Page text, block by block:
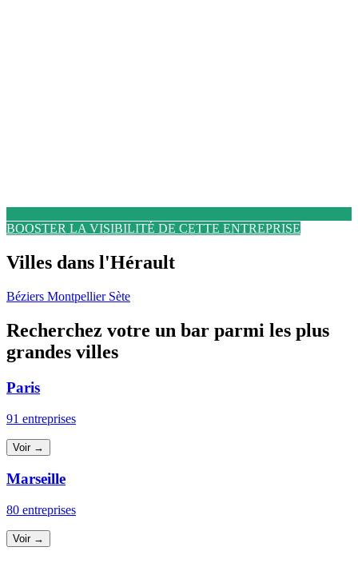
BOOSTER LA VISIBILITÉ DE CETTE ENTREPRISE
Villes dans l'Hérault
Béziers Montpellier Sète
Recherchez votre un bar parmi les plus
grandes villes
Paris
91 entreprises
Voir →
Marseille
80 entreprises
Voir →